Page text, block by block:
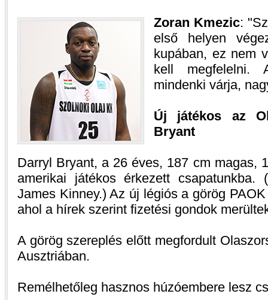
Zoran Kmezic:
első helyen
kupában, ez nem
kell megfelelni.
mindenki várja,
Új játékos az
Bryant
Darryl Bryant, a 26 éves, 187 cm magas,
amerikai játékos érkezett csapatunkba.
James Kinney.) Az új légiós a görög
ahol a hírek szerint fizetési gondok
A görög szereplés előtt megfordult
Ausztriában.
Remélhetőleg hasznos húzóembere lesz